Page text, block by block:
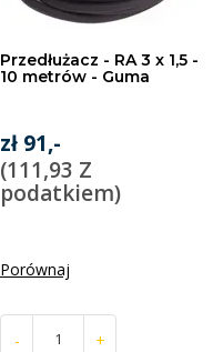
Przedłużacz - RA 3 x 1,5 -
10 metrów - Guma
zł 91,-
(111,93 Z
podatkiem)
Porównaj
- +